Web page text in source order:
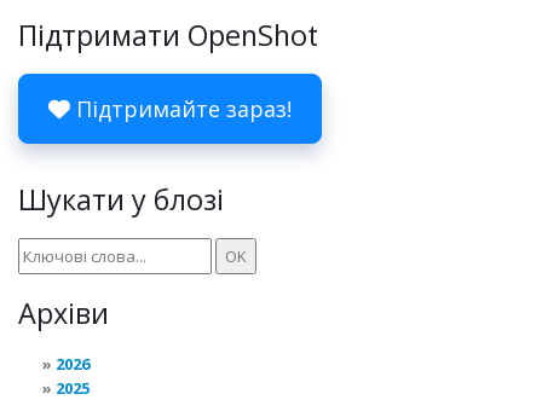
Підтримати OpenShot
Підтримайте зараз!
Шукати у блозі
Архіви
2026
2025